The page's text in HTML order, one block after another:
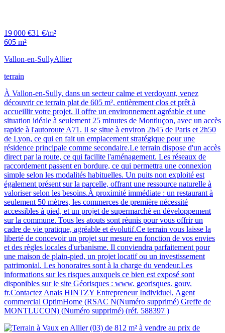
19 000 €31 €/m²
605 m²
Vallon-en-SullyAllier
terrain
À Vallon-en-Sully, dans un secteur calme et verdoyant, venez
découvrir ce terrain plat de 605 m², entièrement clos et prêt à
accueillir votre projet. Il offre un environnement agréable et une
situation idéale à seulement 25 minutes de Montluçon, avec un accès
rapide à l'autoroute A71. Il se situe à environ 2h45 de Paris et 2h50
de Lyon, ce qui en fait un emplacement stratégique pour une
résidence principale comme secondaire.Le terrain dispose d'un accès
direct par la route, ce qui facilite l'aménagement. Les réseaux de
raccordement passent en bordure, ce qui permettra une connexion
simple selon les modalités habituelles. Un puits non exploité est
également présent sur la parcelle, offrant une ressource naturelle à
valoriser selon les besoins.À proximité immédiate : un restaurant à
seulement 50 mètres, les commerces de première nécessité
accessibles à pied, et un projet de supermarché en développement
sur la commune. Tous les atouts sont réunis pour vous offrir un
cadre de vie pratique, agréable et évolutif.Ce terrain vous laisse la
liberté de concevoir un projet sur mesure en fonction de vos envies
et des règles locales d'urbanisme. Il conviendra parfaitement pour
une maison de plain-pied, un projet locatif ou un investissement
patrimonial. Les honoraires sont à la charge du vendeur.Les
informations sur les risques auxquels ce bien est exposé sont
disponibles sur le site Géorisques : www. georisques. gouv.
fr.Contactez Anais HINTZY Entrepreneur Individuel, Agent
commercial OptimHome (RSAC N(Numéro supprimé) Greffe de
MONTLUCON) (Numéro supprimé) (réf. 588397 )